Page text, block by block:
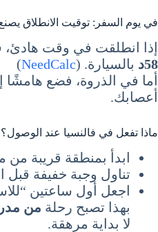
في يوم السفر: توقيت الانطلاق
إذا انطلقت في وقت
58د
بالسيارة. (NeedCalc
)
أما في الذروة، فضع
أعصابك.
ماذا تفعل في فالنسيا عند
ابدأ بمنطقة قريبة من
تناول وجبة خفيفة قبل
اجعل أول ساعتين
بهذا تصبح رحلة من
لا بداية مرهقة.